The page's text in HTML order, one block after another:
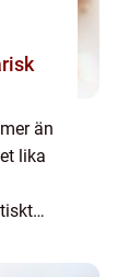
än
lika